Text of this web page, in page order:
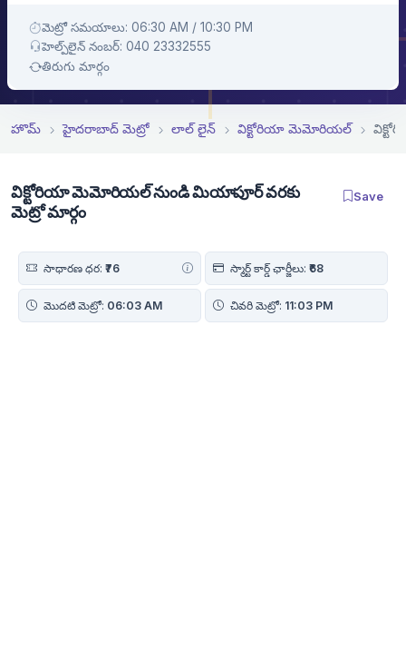
మెట్రో సమయాలు: 06:30 AM / 10:30 PM
హెల్ప్‌లైన్ నంబర్: 040 23332555
తిరుగు మార్గం
హొమ్ హైదరాబాద్ మెట్రో లాల్ లైన్ విక్టోరియా మెమోరియల్
విక్టోరియా మెమోరియల్ నుండి మియాపూర్ వరకు
మెట్రో మార్గం
Save
సాధారణ ధర: ₹76 స్మార్ట్ కార్డ్ ఛార్జీలు: ₹68
మొదటి మెట్రో: 06:03 AM చివరి మెట్రో: 11:03 PM